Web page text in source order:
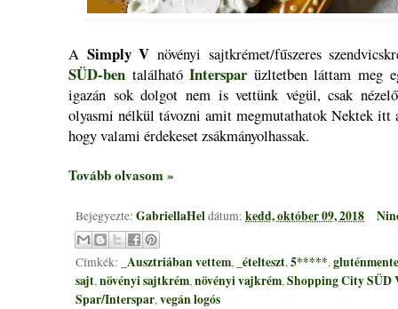
A Simply Vnövényi sajtkrémet/fűszeres
SÜD-ben találhatóInterspar üzltetben láttam meg
igazán sok dolgot nem is vettünk végül, csak
olyasmi nélkül távozni amit megmutathatok Nektek itt
hogy valami érdekeset zsákmányolhassak.
Tovább olvasom »
Bejegyezte: GabriellaHeldátum: kedd, október 09, 2018
Címkék: _Ausztriában vettem, _ételteszt,5*****,
sajt,növényi sajtkrém,növényi vajkrém,Shopping City SÜD
Spar/Interspar,vegán logós